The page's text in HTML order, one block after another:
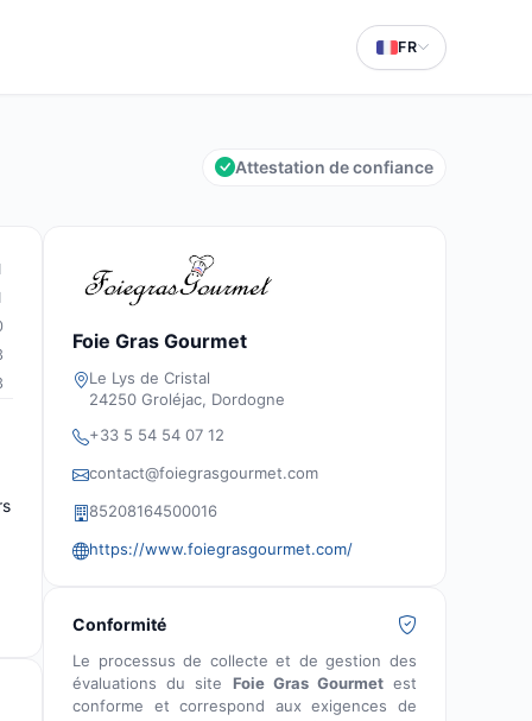
FR
Attestation de confiance
Foie Gras Gourmet
Le Lys de Cristal
24250 Groléjac, Dordogne
+33 5 54 54 07 12
contact@foiegrasgourmet.com
85208164500016
https://www.foiegrasgourmet.com/
Conformité
Le processus de collecte et de gestion des
évaluations du site Foie Gras Gourmetest
conforme et correspond aux exigences de